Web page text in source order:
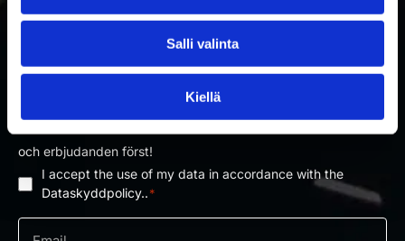
Salli valinta
Kiellä
PRENUMERERA PÅ RAKETTITUKKU
NYHETSBREV
och erbjudanden först!
Dataskyddpolicy*
I accept the use of my data in accordance with the
Dataskyddpolicy..*